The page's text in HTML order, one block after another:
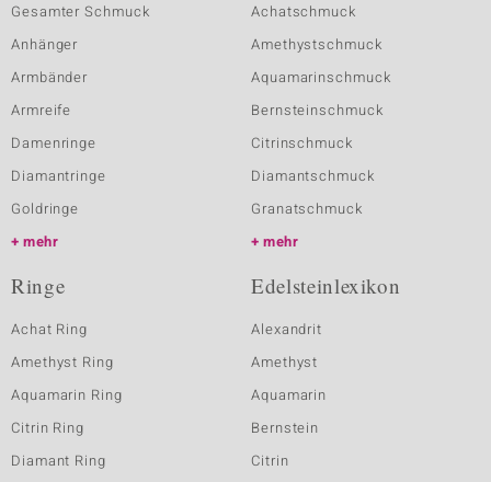
Gesamter Schmuck
Anhänger
Armbänder
Armreife
Damenringe
Diamantringe
Goldringe
mehr
Achatschmuck
Amethystschmuck
Aquamarinschmuck
Bernsteinschmuck
Citrinschmuck
Diamantschmuck
Granatschmuck
mehr
Ringe
Achat Ring
Amethyst Ring
Aquamarin Ring
Citrin Ring
Diamant Ring
Edelsteinlexikon
Alexandrit
Amethyst
Aquamarin
Bernstein
Citrin